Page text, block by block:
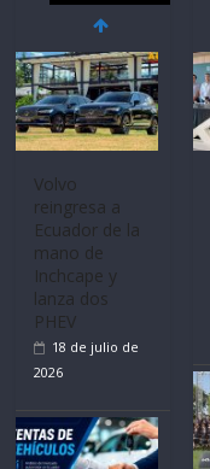
Volvo
reingresa a
Ecuador de la
mano de
Inchcape y
lanza dos
PHEV
18 de julio de
2026